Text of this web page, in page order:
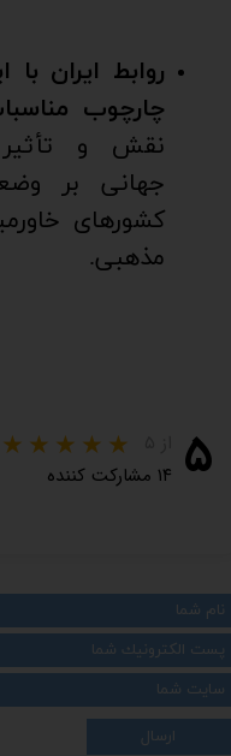
روابط ایران
چارچوب
نقش و
جهانی بر
کشورهای
مذهبی.
۵ ۱۴ مشارکت کننده
ارسال